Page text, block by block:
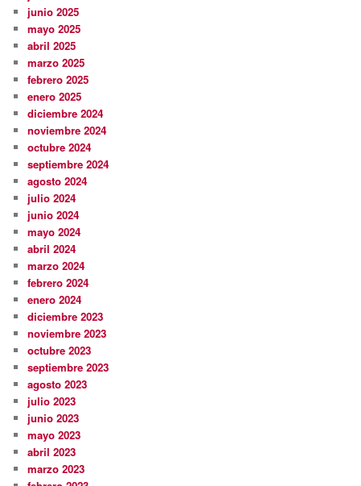
junio 2025
mayo 2025
abril 2025
marzo 2025
febrero 2025
enero 2025
diciembre 2024
noviembre 2024
octubre 2024
septiembre 2024
agosto 2024
julio 2024
junio 2024
mayo 2024
abril 2024
marzo 2024
febrero 2024
enero 2024
diciembre 2023
noviembre 2023
octubre 2023
septiembre 2023
agosto 2023
julio 2023
junio 2023
mayo 2023
abril 2023
marzo 2023